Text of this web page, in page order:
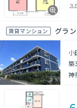
賃貸マンション グラ
小
築
神